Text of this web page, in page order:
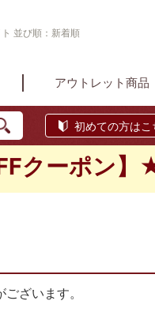
並び順：新着順
アウトレット商品
初めての方はこ
クーポン】
ざいます。